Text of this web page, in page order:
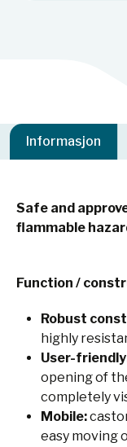
Informasjon
Safe and
flammable
Function /
Robust
highly
User-
opening of
completely
Mobile:
easy moving